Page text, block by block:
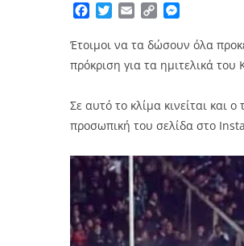
Facebook
TwitterEmailCopy
Έτοιμοι να τα δώσουν όλα
πρόκριση για τα ημιτελικά
Σε αυτό το κλίμα κινείται και
προσωπική του σελίδα στο